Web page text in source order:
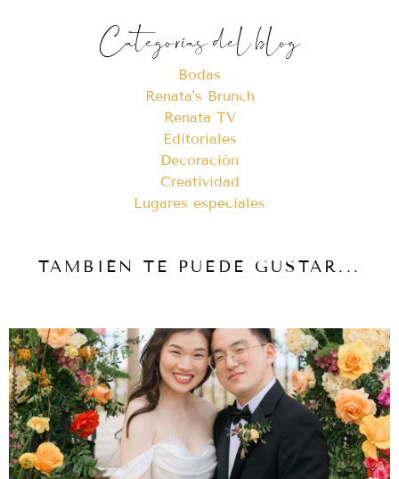
Categorías del blog
Bodas
Renata's Brunch
Renata TV
Editoriales
Decoración
Creatividad
Lugares especiales
TAMBIÉN TE PUEDE GUSTAR...